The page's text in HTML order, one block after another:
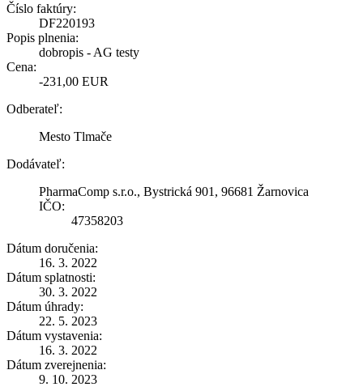
Číslo faktúry:
DF220193
Popis plnenia:
dobropis - AG testy
Cena:
-231,00 EUR
Odberateľ:
Mesto Tlmače
Dodávateľ:
PharmaComp s.r.o., Bystrická 901, 96681 Žarnovica
IČO:
47358203
Dátum doručenia:
16. 3. 2022
Dátum splatnosti:
30. 3. 2022
Dátum úhrady:
22. 5. 2023
Dátum vystavenia:
16. 3. 2022
Dátum zverejnenia:
9. 10. 2023